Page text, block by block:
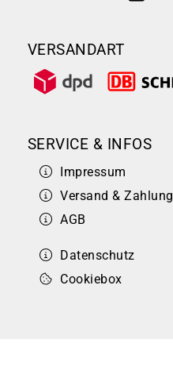
VERSANDART
SERVICE & INFOS
Impressum
Versand & Zahlung
AGB
Datenschutz
Cookiebox